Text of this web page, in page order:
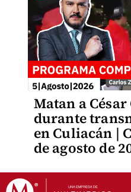
Matan a
durante
en Culiacán |
de agosto de